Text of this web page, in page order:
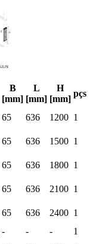
B
[mm]
L
[mm]
H
[mm]
pçs
65 636 1200 1
65 636 1500 1
65 636 1800 1
65 636 2100 1
65 636 2400 1
- - -
1